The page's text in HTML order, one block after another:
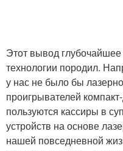
Этот вывод
технологии породил.
у нас не было бы
проигрывателей
пользуются кассиры в
устройств на основе
нашей повседневной